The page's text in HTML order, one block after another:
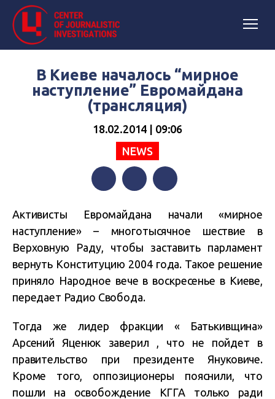
В Киеве началось “мирное
наступление” Евромайдана
(трансляция)
18.02.2014 | 09:06
NEWS
Активисты Евромайдана начали «мирное
наступление» – многотысячное шествие в
Верховную Раду, чтобы заставить парламент
вернуть Конституцию 2004 года. Такое решение
приняло Народное вече в воскресенье в Киеве,
передает Радио Свобода.
Тогда же лидер фракции « Батькивщина»
Арсений Яценюк заверил , что не пойдет в
правительство при президенте Януковиче.
Кроме того, оппозиционеры пояснили, что
пошли на освобождение КГГА только ради